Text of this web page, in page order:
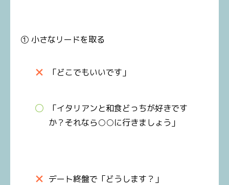
① 小さなリードを取る
「どこでもいいです」
「イタリアンと和食どっちが好きです
か？それなら○○に行きましょう」
デート終盤で「どうします？」